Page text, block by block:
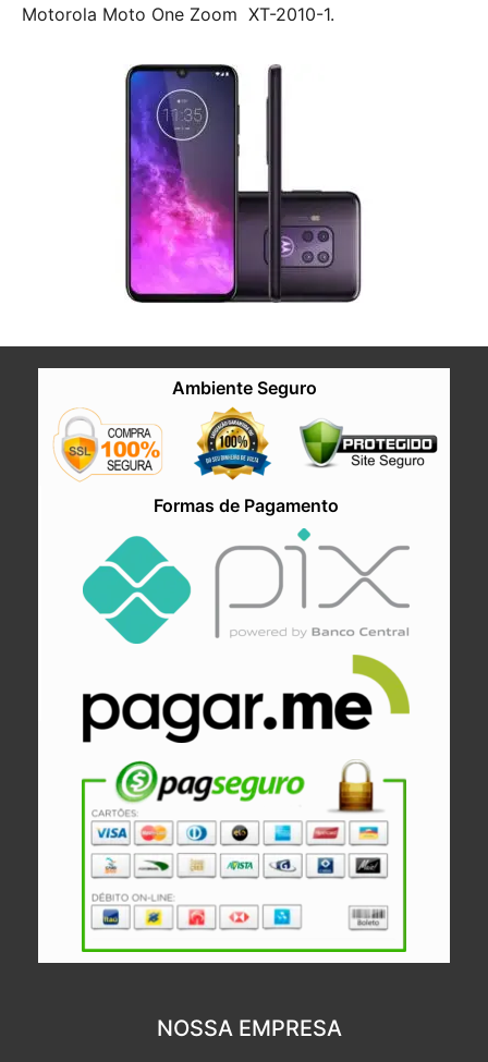
Motorola Moto One Zoom XT-2010-1.
Ambiente Seguro
Formas de Pagamento
NOSSA EMPRESA